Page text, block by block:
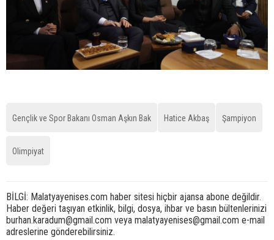
Gençlik ve Spor Bakanı Osman Aşkın Bak Hatice Akbaş Şampiyon
Olimpiyat
BİLGİ: Malatyayenises.com haber sitesi hiçbir ajansa abone değildir.
Haber değeri taşıyan etkinlik, bilgi, dosya, ihbar ve basın bültenlerinizi
burhan.karadum@gmail.com veya malatyayenises@gmail.com e-mail
adreslerine gönderebilirsiniz.